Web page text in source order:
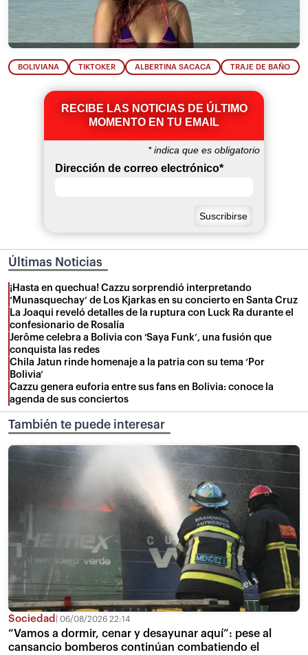
BOLIVIANA TIKTOKER ALBERTINA SACACA TRAJE DE BAÑO
RECIBE LAS NOTICIAS DE ÚLTIMO
MOMENTO EN TU EMAIL
*indica que es obligatorio
Dirección de correo electrónico*
Últimas Noticias
¡Hasta en quechua! Cazzu sorprendió interpretando
‘Munasquechay’ de Los Kjarkas en su concierto en Santa Cruz
La Joaqui reveló detalles de la ruptura con Luck Ra durante el
confesionario de Rosalía
Jerôme celebra a Bolivia con ‘Saya Funk’, una fusión que
conquista las redes
Chila Jatun rinde homenaje a la patria con su tema ‘Por
Bolivia’
Cazzu genera euforia entre sus fans en Bolivia: conoce la
agenda de sus conciertos
También te puede interesar
Sociedad 06/08/2026 22:14
“Vamos a dormir, cenar y desayunar aquí”: pese al
cansancio bomberos continúan combatiendo el